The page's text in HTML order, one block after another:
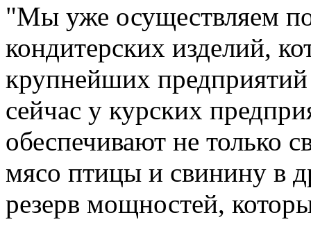
"Мы уже осуществляем
кондитерских изделий,
крупнейших
сейчас у курских
обеспечивают не только
мясо птицы и свинину в
резерв мощностей,